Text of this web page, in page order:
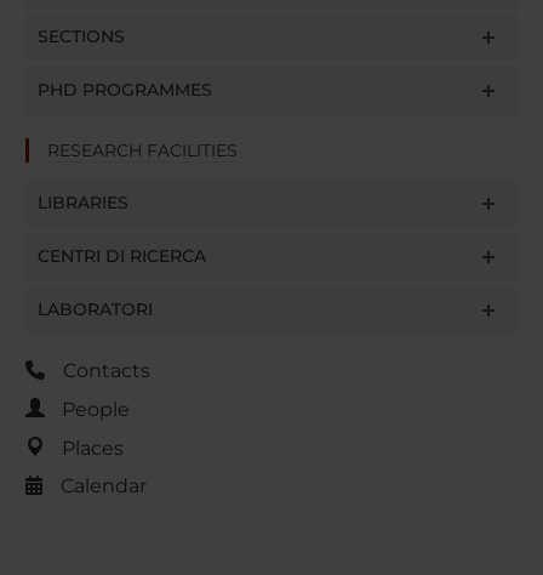
SECTIONS
PHD PROGRAMMES
RESEARCH FACILITIES
LIBRARIES
CENTRI DI RICERCA
LABORATORI
Contacts
People
Places
Calendar